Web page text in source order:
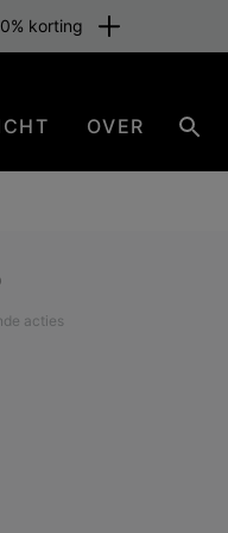
korting
OVER
acties